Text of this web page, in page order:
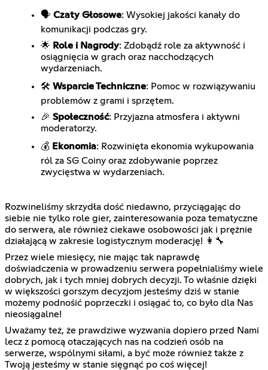
🗣️ Czaty Głosowe: Wysokiej jakości kanały do
komunikacji podczas gry.
🌟 Role i Nagrody: Zdobądź role za aktywność i
osiągnięcia w grach oraz nacchodzących
wydarzeniach.
🛠️ Wsparcie Techniczne: Pomoc w rozwiązywaniu
problemów z grami i sprzętem.
🎉 Społeczność: Przyjazna atmosfera i aktywni
moderatorzy.
💰 Ekonomia: Rozwinięta ekonomia wykupowania
ról za SG Coiny oraz zdobywanie poprzez
zwycięstwa w wydarzeniach.
Rozwineliśmy skrzydła dość niedawno, przyciągając do
siebie nie tylko role gier, zainteresowania poza tematyczne
do serwera, ale również ciekawe osobowości jak i prężnie
działającą w zakresie logistycznym moderację! 👩‍🔧
Przez wiele miesięcy, nie mając tak naprawdę
doświadczenia w prowadzeniu serwera popełnialiśmy wiele
dobrych, jak i tych mniej dobrych decyzji. To właśnie dzięki
w większości gorszym decyzjom jesteśmy dziś w stanie
możemy podnośić poprzeczki i osiągać to, co było dla Nas
nieosiągalne!
Uważamy też, że prawdziwe wyzwania dopiero przed Nami
lecz z pomocą otaczających nas na codzień osób na
serwerze, wspólnymi siłami, a być może również także z
Twoją jesteśmy w stanie sięgnąć po coś więcej!